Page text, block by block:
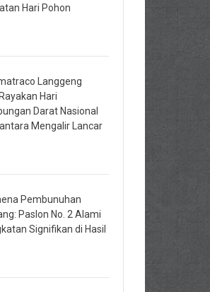
Hari Pohon
Langgeng
Hari
Darat Nasional
Mengalir Lancar
Pembunuhan
Paslon No. 2 Alami
Signifikan di Hasil